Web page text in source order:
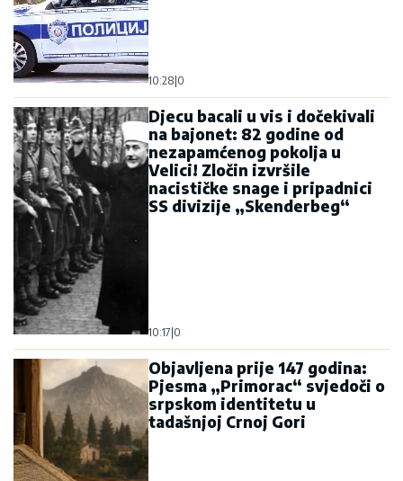
10:28 0
Djecu bacali u vis i dočekivali
na bajonet: 82 godine od
nezapamćenog pokolja u
Velici! Zločin izvršile
nacističke snage i pripadnici
SS divizije „Skenderbeg“
10:17 0
Objavljena prije 147 godina:
Pjesma „Primorac“ svjedoči o
srpskom identitetu u
tadašnjoj Crnoj Gori